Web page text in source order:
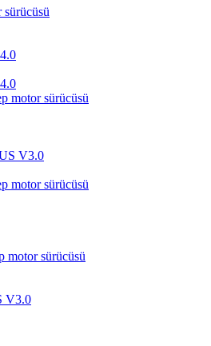
sürücüsü
motor sürücüsü
V3.0
motor sürücüsü
motor sürücüsü
V3.0